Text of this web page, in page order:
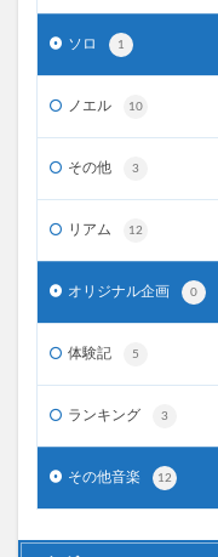
ソロ 1
ノエル 10
その他 3
リアム 12
オリジナル企画 0
体験記 5
ランキング 3
その他音楽 12